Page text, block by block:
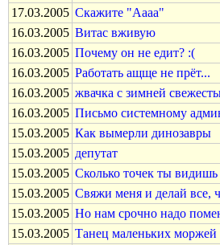
17.03.2005 Скажите "Аааа"
16.03.2005 Витас вживую
16.03.2005 Почему он не едит? :(
16.03.2005 Работать ащще не прёт...
16.03.2005 жвачка с зимней
16.03.2005 Письмо системному
15.03.2005 Как вымерли динозавры
15.03.2005 депутат
15.03.2005 Сколько точек ты
15.03.2005 Свяжи меня и делай все,
15.03.2005 Но нам срочно надо
15.03.2005 Танец маленьких моржей